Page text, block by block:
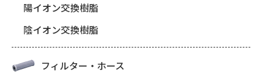
陽イオン交換樹脂
陰イオン交換樹脂
フィルター・ホース